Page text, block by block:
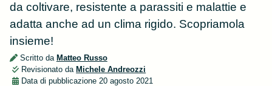
da coltivare, resistente a parassiti e malattie e
adatta anche ad un clima rigido. Scopriamola
insieme!
Scritto da Matteo Russo
Revisionato da Michele Andreozzi
Data di pubblicazione20 agosto 2021